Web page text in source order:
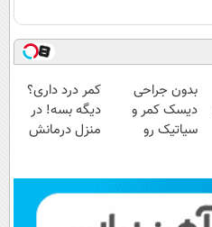
بدون جراحی
دیسک کمر و
سیاتیک رو
کمر درد داری؟
دیگه بسه! در
منزل درمانش